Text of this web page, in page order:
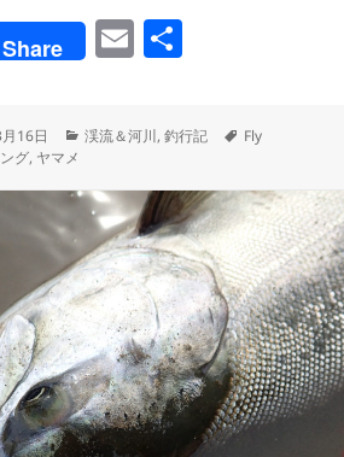
Share E
ai
l
16日
カ
リ
ー
渓流＆河川,釣行記
タ
Fly
グ, ヤマメ